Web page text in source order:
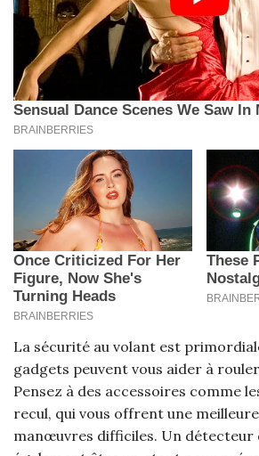
La sécurité au volant est
gadgets peuvent vous aider à
Pensez à des accessoires comme
recul, qui vous offrent une
manœuvres difficiles. Un détecteur